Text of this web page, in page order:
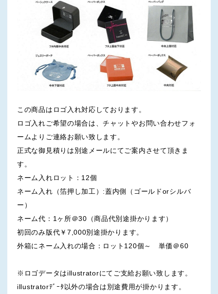
この商品はロゴ入れ対応しております。
ロゴ入れご希望の場合は、チャットやお問い合わせフォ
ームよりご連絡お願い致します。
正式な御見積りは別途メールにてご案内させて頂きま
す。
ネーム入れロット：12個
ネーム入れ（箔押し加工）:蓋内側（ゴールドorシルバ
ー）
ネーム代：1ヶ所＠30（商品代別途掛かります）
初回のみ版代￥7,000別途掛かります。
外箱にネーム入れの場合：ロット120個～ 単価＠60
※ロゴデータはillustratorにてご支給お願い致します。
illustratorﾃﾞｰﾀ以外の場合は別途費用が掛かります。